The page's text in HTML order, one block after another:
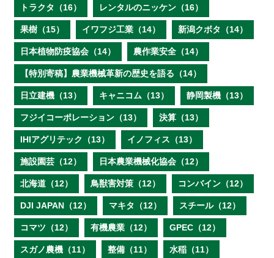
トラクタ（16） レンタルのニッケン（16）
果樹（15） イワフジ工業（14） 新潟クボタ（14）
日本植物防疫協会（14） 農作業安全（14）
【特別寄稿】農業機械革新の歴史を語る（14）
日立建機（13） キャニコム（13） 静岡製機（13）
フジイコーポレーション（13） 決算（13）
IHIアグリテック（13） イノフィス（13）
施設園芸（12） 日本農業機械化協会（12）
北海道（12） 鳥獣害対策（12） コンバイン（12）
DJI JAPAN（12） マキタ（12） スチール（12）
コマツ（12） 有機農業（12） GPEC（12）
スガノ農機（11） 整備（11） 水稲（11）